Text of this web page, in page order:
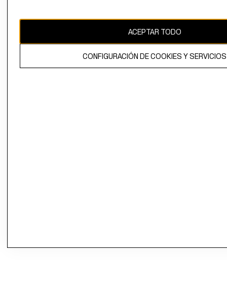
El contenido de esta página web está protegido por copyright y es
propiedad de H&M Hennes & Mauritz AB.ACEPTAR TODO
CONFIGURACIÓN DE COOKIES Y SERVICIOS